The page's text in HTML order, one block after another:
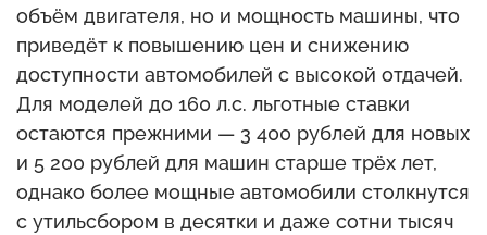
объём двигателя, но и мощность машины, что
приведёт к повышению цен и снижению
доступности автомобилей с высокой отдачей.
Для моделей до 160 л.с. льготные ставки
остаются прежними — 3 400 рублей для новых
и 5 200 рублей для машин старше трёх лет,
однако более мощные автомобили столкнутся
с утильсбором в десятки и даже сотни тысяч